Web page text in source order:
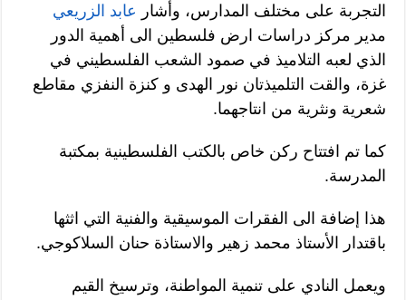
التجربة على مختلف المدارس، وأشار عابد الزريعي
مدير مركز دراسات ارض فلسطين الى أهمية الدور
الذي لعبه التلاميذ في صمود الشعب الفلسطيني في
غزة، والقت التلميذتان نور الهدى و كنزة النفزي مقاطع
شعرية ونثرية من انتاجهما.
كما تم افتتاح ركن خاص بالكتب الفلسطينية بمكتبة
المدرسة.
هذا إضافة الى الفقرات الموسيقية والفنية التي اثثها
باقتدار الأستاذ محمد زهير والاستاذة حنان السلاكوجي.
ويعمل النادي على تنمية المواطنة، وترسيخ القيم